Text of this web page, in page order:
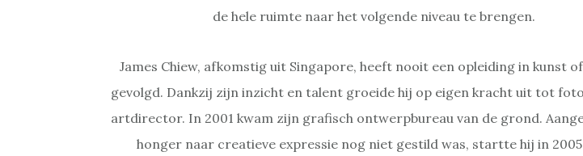
de hele ruimte naar het volgende niveau te brengen.
James Chiew, afkomstig uit Singapore, heeft nooit een opleiding in kunst
gevolgd. Dankzij zijn inzicht en talent groeide hij op eigen kracht uit tot
artdirector. In 2001 kwam zijn grafisch ontwerpbureau van de grond.
honger naar creatieve expressie nog niet gestild was, startte hij in